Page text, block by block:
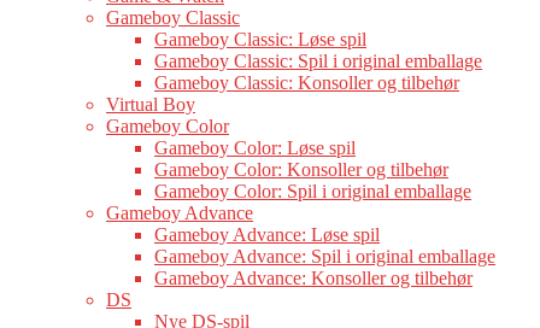
Gameboy Classic
Gameboy Classic: Løse spil
Gameboy Classic: Spil i original emballage
Gameboy Classic: Konsoller og tilbehør
Virtual Boy
Gameboy Color
Gameboy Color: Løse spil
Gameboy Color: Konsoller og tilbehør
Gameboy Color: Spil i original emballage
Gameboy Advance
Gameboy Advance: Løse spil
Gameboy Advance: Spil i original emballage
Gameboy Advance: Konsoller og tilbehør
DS
Nye DS-spil